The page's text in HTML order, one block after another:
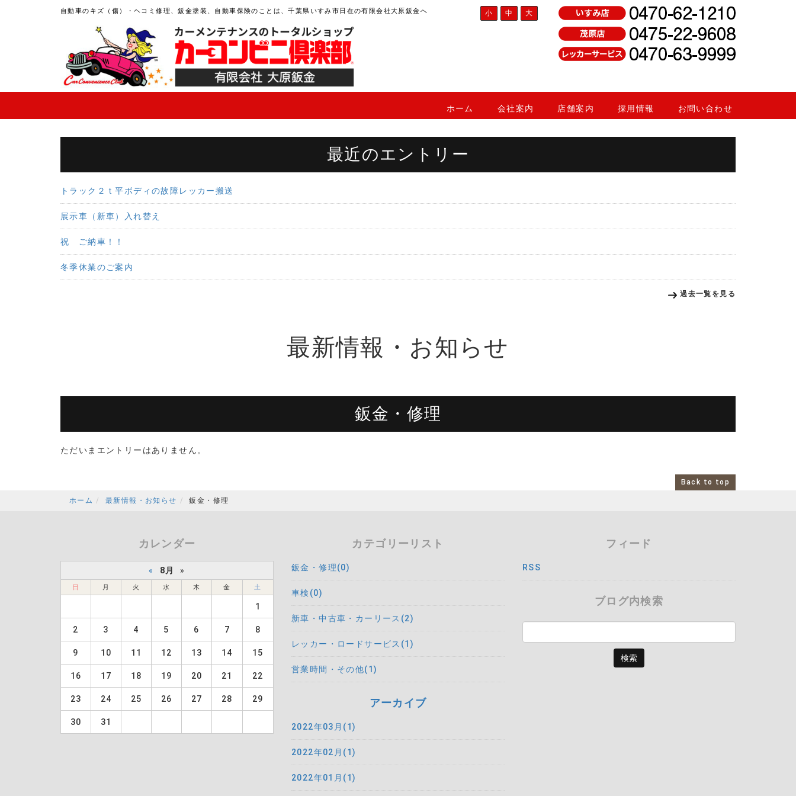
自動車のキズ（傷）・ヘコミ修理、鈑金塗装、自動車保険のことは、千葉県いすみ市日在の有限会社大原鈑金へ 小 中 大
ホーム 会社案内 店舗案内 採用情報 お問い合わせ
最近のエントリー
トラック２ｔ平ボディの故障レッカー搬送
展示車（新車）入れ替え
祝 ご納車！！
冬季休業のご案内
過去一覧を見る
最新情報・お知らせ
鈑金・修理
ただいまエントリーはありません。
Back to top
ホーム 最新情報・お知らせ 鈑金・修理
カレンダー
« 8月 »
日 月 火 水 木 金 土
1
2 3 4 5 6 7 8
9 10 11 12 13 14 15
16 17 18 19 20 21 22
23 24 25 26 27 28 29
30 31
カテゴリーリスト
鈑金・修理(0)
車検(0)
新車・中古車・カーリース(2)
レッカー・ロードサービス(1)
営業時間・その他(1)
アーカイブ
2022年03月(1)
2022年02月(1)
2022年01月(1)
フィード
RSS
ブログ内検索